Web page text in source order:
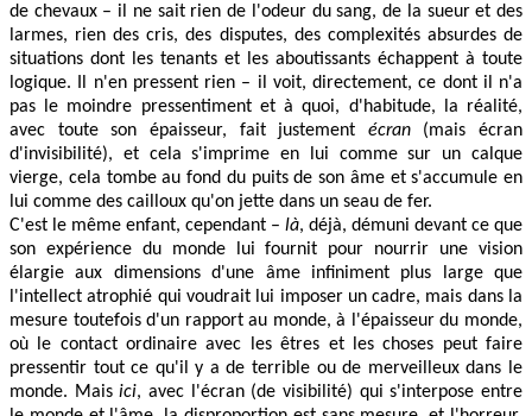
de chevaux – il ne sait rien de l'odeur du sang, de la sueur et des
larmes, rien des cris, des disputes, des complexités absurdes de
situations dont les tenants et les aboutissants échappent à toute
logique. Il n'en pressent rien – il voit, directement, ce dont il n'a
pas le moindre pressentiment et à quoi, d'habitude, la réalité,
avec toute son épaisseur, fait justement écran(mais écran
d'invisibilité), et cela s'imprime en lui comme sur un calque
vierge, cela tombe au fond du puits de son âme et s'accumule en
lui comme des cailloux qu'on jette dans un seau de fer.
C'est le même enfant, cependant – là, déjà, démuni devant ce que
son expérience du monde lui fournit pour nourrir une vision
élargie aux dimensions d'une âme infiniment plus large que
l'intellect atrophié qui voudrait lui imposer un cadre, mais dans la
mesure toutefois d'un rapport au monde, à l'épaisseur du monde,
où le contact ordinaire avec les êtres et les choses peut faire
pressentir tout ce qu'il y a de terrible ou de merveilleux dans le
monde. Maisici, avec l'écran (de visibilité) qui s'interpose entre